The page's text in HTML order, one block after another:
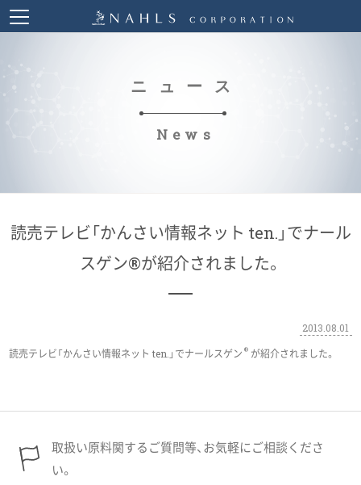
ニュース
News
読売テレビ「かんさい情報ネット ten.」でナール
スゲン®が紹介されました。
2013.08.01
読売テレビ「かんさい情報ネット ten.」でナールスゲン ® が紹介されました。
取扱い原料関するご質問等、お気軽にご相談くださ
い。